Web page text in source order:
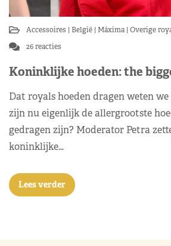
Accessoires België Máxima Overige
26 reacties
Koninklijke hoeden: the
Dat royals hoeden dragen weten
zijn nu eigenlijk de allergrootste
gedragen zijn? Moderator Petra
koninklijke…
Lees verder